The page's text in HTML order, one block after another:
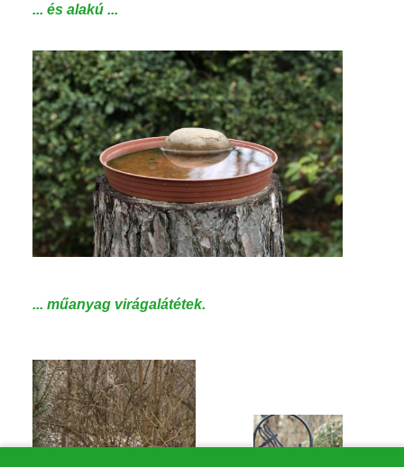
... és alakú ...
... műanyag virágalátétek.